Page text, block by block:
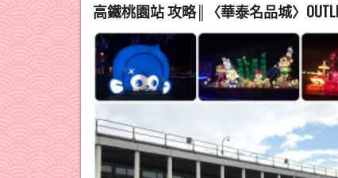
高鐵桃園站 攻略║〈華泰名品城〉